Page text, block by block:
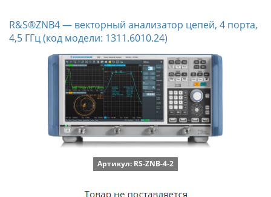
R&S®ZNB4 — векторный анализатор цепей, 4 порта,
4,5 ГГц (код модели: 1311.6010.24)
Артикул: RS-ZNB-4-2